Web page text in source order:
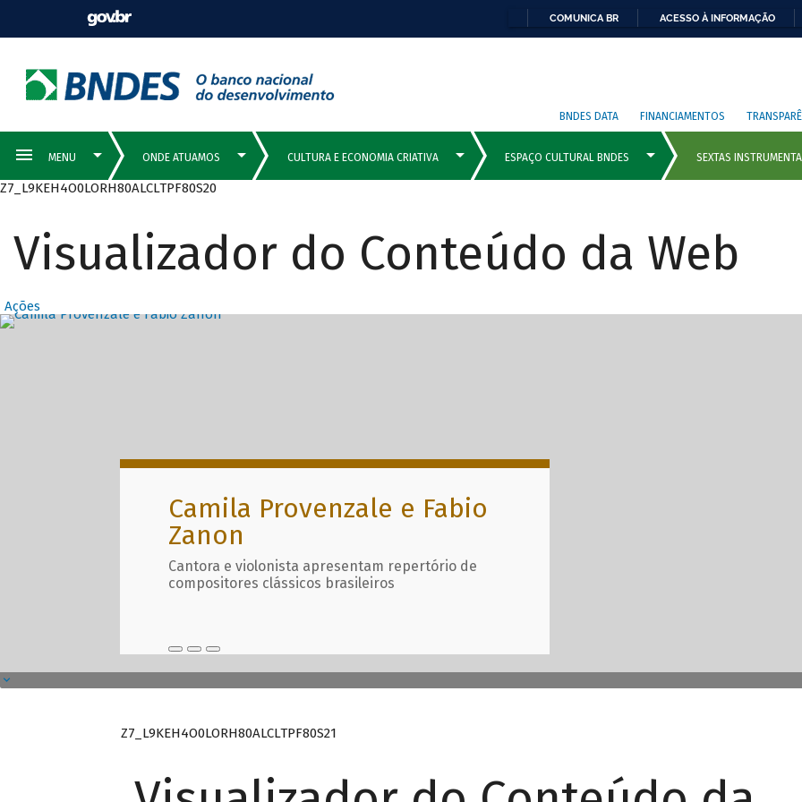
COMUNICA BR ACESSO À INFORMAÇÃO
BNDES DATA FINANCIAMENTOS
Z7_L9KEH4O0LORH80ALCLTPF80S20
Visualizador do Conteúdo da Web
Ações
Destaques Principais com
Camila Provenzale e Fabio
Zanon
Cantora e violonista apresentam repertório de
compositores clássicos brasileiros
Z7_L9KEH4O0LORH80ALCLTPF80S21